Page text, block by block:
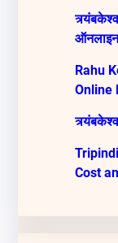
Rahu
Online
Cost